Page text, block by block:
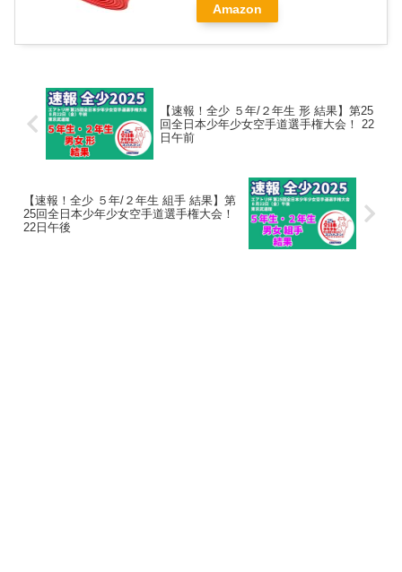
Amazon
【速報！全少 ５年/２年生 形 結果】第25
回全日本少年少女空手道選手権大会！ 22
日午前
【速報！全少 ５年/２年生 組手 結果】第
25回全日本少年少女空手道選手権大会！
22日午後